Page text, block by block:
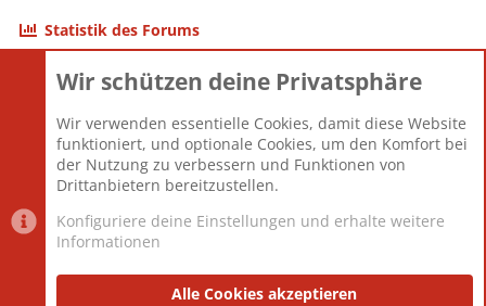
Statistik des Forums
Themen
Mitglieder
12.427
Neuestes Mitglied
Berlin
Datenschutzerklärung Impressum
Wir schützen deine Privatsphäre
Wir verwenden essentielle Cookies, damit diese Website
funktioniert, und optionale Cookies, um den Komfort bei
der Nutzung zu verbessern und Funktionen von
Drittanbietern bereitzustellen.
Konfiguriere deine Einstellungen und erhalte weitere
Informationen
Alle Cookies akzeptieren